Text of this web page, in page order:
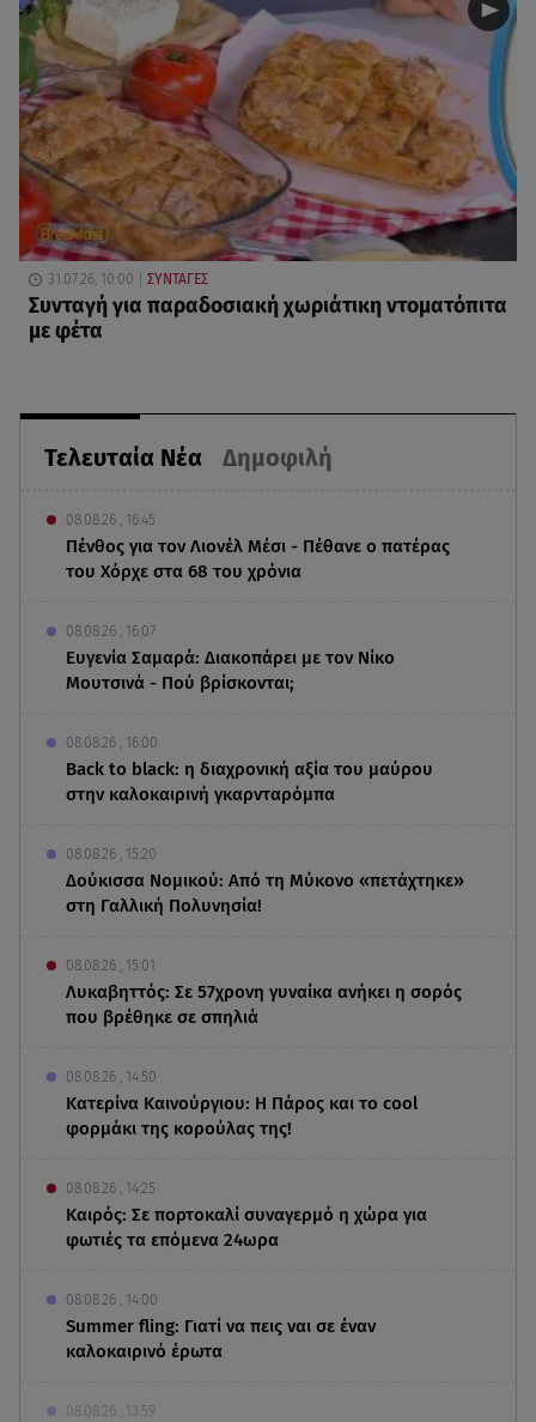
Τελευταία Νέα Δημοφιλή
08.08.26 , 16:45
Πένθος για τον Λιονέλ Μέσι - Πέθανε ο πατέρας
του Χόρχε στα 68 του χρόνια
08.08.26 , 16:07
Ευγενία Σαμαρά: Διακοπάρει με τον Νίκο
Μουτσινά - Πού βρίσκονται;
08.08.26 , 16:00
Back to black: η διαχρονική αξία του μαύρου
στην καλοκαιρινή γκαρνταρόμπα
08.08.26 , 15:20
Δούκισσα Νομικού: Από τη Μύκονο «πετάχτηκε»
στη Γαλλική Πολυνησία!
08.08.26 , 15:01
Λυκαβηττός: Σε 57χρονη γυναίκα ανήκει η σορός
που βρέθηκε σε σπηλιά
08.08.26 , 14:50
Κατερίνα Καινούργιου: Η Πάρος και το cool
φορμάκι της κορούλας της!
08.08.26 , 14:25
Καιρός: Σε πορτοκαλί συναγερμό η χώρα για
φωτιές τα επόμενα 24ωρα
08.08.26 , 14:00
Summer fling: Γιατί να πεις ναι σε έναν
καλοκαιρινό έρωτα
08.08.26 , 13:59
31.07.26, 10:00 ΣΥΝΤΑΓΕΣ
Συνταγή για παραδοσιακή χωριάτικη ντοματόπιτα
με φέτα